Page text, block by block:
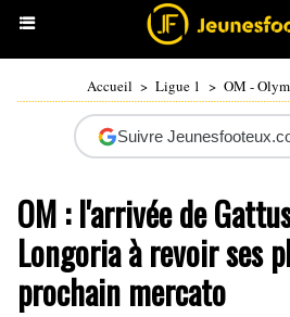
Accueil > Ligue 1 > OM -
Suivre
OM : l'arrivée de
Longoria à revoir ses
prochain mercato